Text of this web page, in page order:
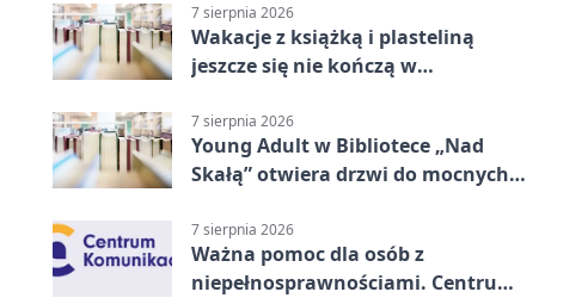
7 sierpnia 2026
Wakacje z książką i plasteliną
jeszcze się nie kończą w
7 sierpnia 2026
Young Adult w Bibliotece „Nad
Skałą” otwiera drzwi do mocnych
7 sierpnia 2026
Ważna pomoc dla osób z
niepełnosprawnościami. Centrum